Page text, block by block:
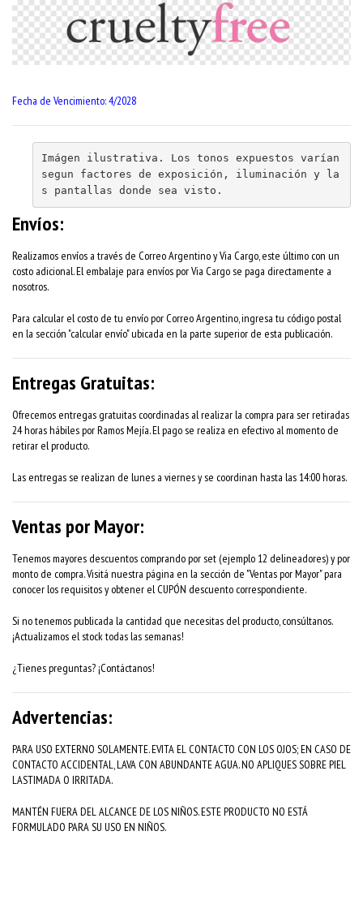
Fecha de Vencimiento: 4/2028
Imágen ilustrativa. Los tonos expuestos varían
segun factores de exposición, iluminación y la
s pantallas donde sea visto.
Envíos:
Realizamos envíos a través de Correo Argentino y Via Cargo, este último con un
costo adicional. El embalaje para envíos por Via Cargo se paga directamente a
nosotros.
Para calcular el costo de tu envío por Correo Argentino, ingresa tu código postal
en la sección "calcular envío" ubicada en la parte superior de esta publicación.
Entregas Gratuitas:
Ofrecemos entregas gratuitas coordinadas al realizar la compra para ser retiradas
24 horas hábiles por Ramos Mejía. El pago se realiza en efectivo al momento de
retirar el producto.
Las entregas se realizan de lunes a viernes y se coordinan hasta las 14:00 horas.
Ventas por Mayor:
Tenemos mayores descuentos comprando por set (ejemplo 12 delineadores) y por
monto de compra. Visitá nuestra página en la sección de "Ventas por Mayor" para
conocer los requisitos y obtener el CUPÓN descuento correspondiente.
Si no tenemos publicada la cantidad que necesitas del producto, consúltanos.
¡Actualizamos el stock todas las semanas!
¿Tienes preguntas? ¡Contáctanos!
Advertencias:
PARA USO EXTERNO SOLAMENTE. EVITA EL CONTACTO CON LOS OJOS; EN CASO DE
CONTACTO ACCIDENTAL, LAVA CON ABUNDANTE AGUA. NO APLIQUES SOBRE PIEL
LASTIMADA O IRRITADA.
MANTÉN FUERA DEL ALCANCE DE LOS NIÑOS. ESTE PRODUCTO NO ESTÁ
FORMULADO PARA SU USO EN NIÑOS.